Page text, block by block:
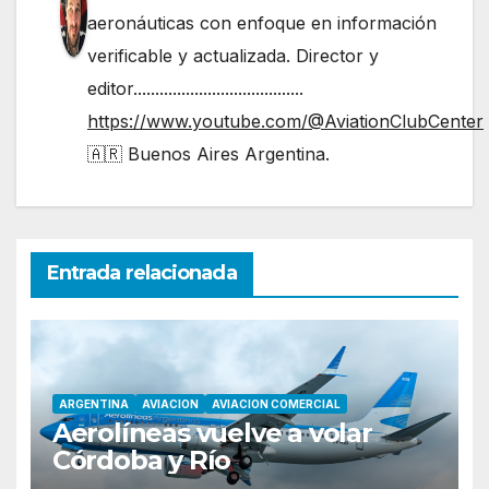
aeronáuticas con enfoque en información
verificable y actualizada. Director y
editor.......................................
https://www.youtube.com/@AviationClubCenter
🇦🇷 Buenos Aires Argentina.
Entrada relacionada
ARGENTINA AVIACION AVIACION COMERCIAL
Aerolíneas vuelve a volar
Córdoba y Río